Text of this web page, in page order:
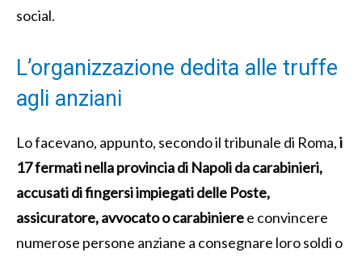
social.
L’organizzazione dedita alle truffe
agli anziani
Lo facevano, appunto, secondo il tribunale di Roma,i
17 fermati nella provincia di Napoli da carabinieri,
accusati di fingersi impiegati delle Poste,
assicuratore, avvocato o carabinieree convincere
numerose persone anziane a consegnare loro soldi o